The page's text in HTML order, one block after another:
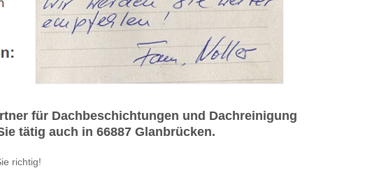
für Dachbeschichtungen und Dachreinigung
tätig auch in 66887 Glanbrücken.
richtig!